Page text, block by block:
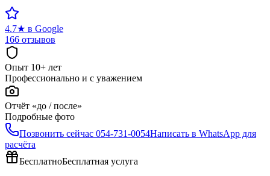
4.7★ в Google
166 отзывов
Опыт 10+ лет
Профессионально и с уважением
Отчёт «до / после»
Подробные фото
Позвонить сейчас 054-731-0054Написать в WhatsApp для
расчёта
БесплатноБесплатная услуга